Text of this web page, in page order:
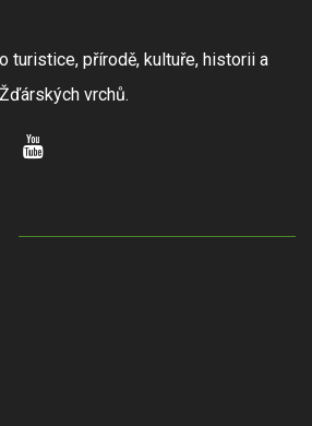
turistice, přírodě, kultuře, historii a
vrchů.